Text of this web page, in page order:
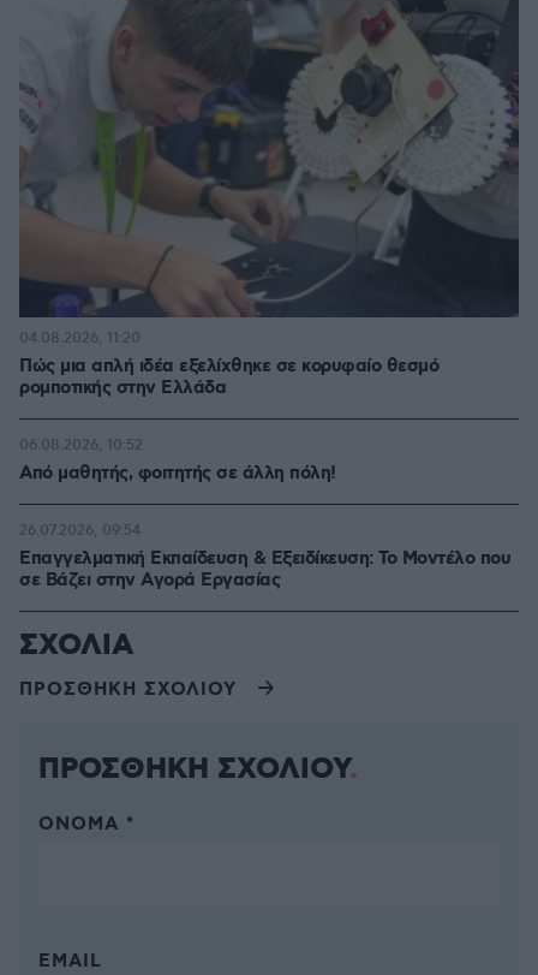
Πώς μια απλή ιδέα εξελίχθηκε σε κορυφαίο θεσμό
ρομποτικής στην Ελλάδα
04.08.2026, 11:20
Από μαθητής, φοιτητής σε άλλη πόλη!
06.08.2026, 10:52
Επαγγελματική Εκπαίδευση & Εξειδίκευση: Το Mοντέλο που
σε Bάζει στην Aγορά Eργασίας
26.07.2026, 09:54
ΣΧΟΛΙΑ
ΠΡΟΣΘΗΚΗ ΣΧΟΛΙΟΥ
ΠΡΟΣΘΗΚΗ ΣΧΟΛΙΟΥ
ΌΝΟΜΑ *
EMAIL